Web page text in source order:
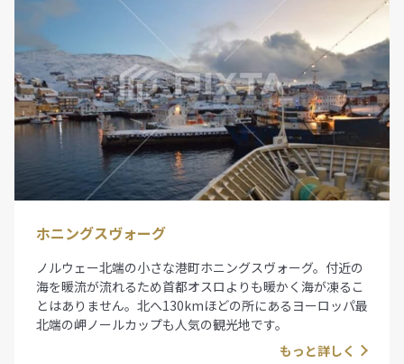
ホニングスヴォーグ
ノルウェー北端の小さな港町ホニングスヴォーグ。付近の
海を暖流が流れるため首都オスロよりも暖かく海が凍るこ
とはありません。北へ130kmほどの所にあるヨーロッパ最
北端の岬ノールカップも人気の観光地です。
もっと詳しく